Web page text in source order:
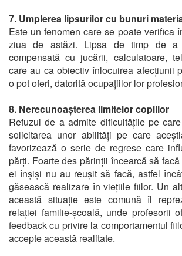
7. Umplerea lipsurilor cu bunuri
Este un fenomen care se poate verifica
ziua de astăzi. Lipsa de timp de
compensată cu jucării, calculatoare,
care au ca obiectiv înlocuirea afecțiunii
o pot oferi, datorită ocupațiilor lor
8. Nerecunoașterea limitelor copiilor
Refuzul de a admite dificultățile pe
solicitarea unor abilități pe care
favorizează o serie de regrese care
părți. Foarte des părinții încearcă să
ei înșiși nu au reușit să facă, astfel
găsească realizare în viețiile fiilor. Un
această situație este comună îl
relației familie-școală, unde profesorii
feedback cu privire la comportamentul
accepte această realitate.